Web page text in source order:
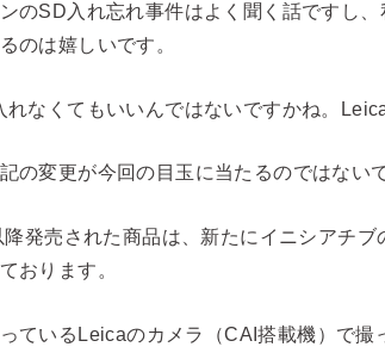
のSD入れ忘れ事件はよく聞く話ですし
のは嬉しいです。
れなくてもいいんではないですかね。
の変更が今回の目玉に当たるのではない
降発売された商品は、新たにイニシアチ
おります。
ているLeicaのカメラ（CAI搭載機）で